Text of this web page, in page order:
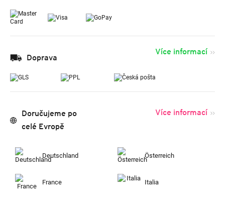
Doprava
Více informací
Doručujeme po
celé Evropě
Více informací
Deutschland Österreich
France Italia